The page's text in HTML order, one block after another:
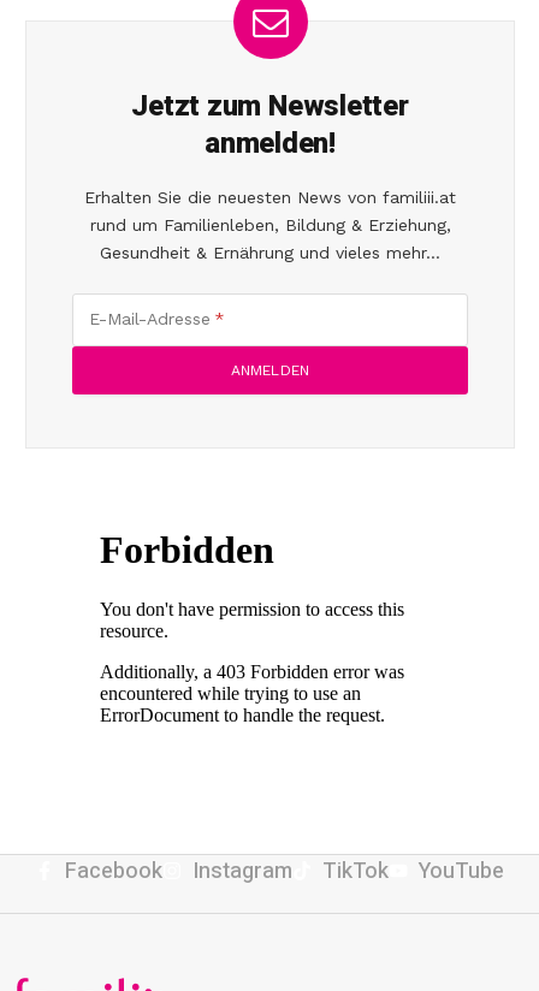
Jetzt zum Newsletter
anmelden!
Erhalten Sie die neuesten News von familiii.at
rund um Familienleben, Bildung & Erziehung,
Gesundheit & Ernährung und vieles mehr...
E-Mail-Adresse
Facebook Instagram TikTok YouTube